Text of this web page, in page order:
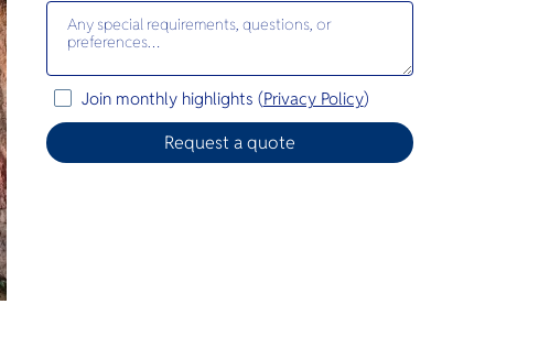
Join monthly highlights (Privacy Policy)